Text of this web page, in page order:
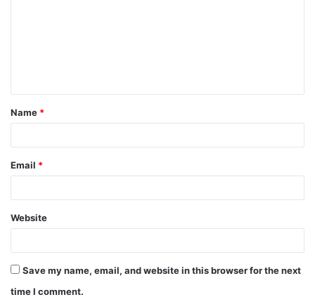
Name *
Email *
Website
Save my name, email, and website in this browser for the next
time I comment.